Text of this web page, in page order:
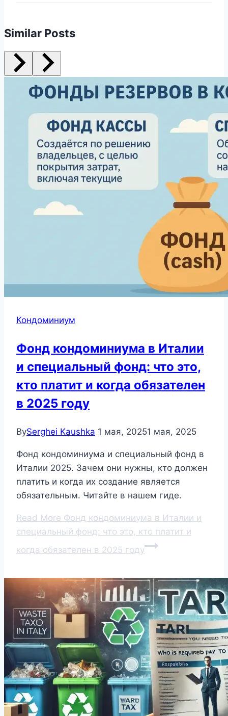
Similar Posts
Кондоминиум
Фонд кондоминиума в Италии
и специальный фонд: что это,
кто платит и когда обязателен
в 2025 году
BySerghei Kaushka 1 мая, 20251 мая, 2025
Фонд кондоминиума и специальный фонд в
Италии 2025. Зачем они нужны, кто должен
платить и когда их создание является
обязательным. Читайте в нашем гиде.
Read More Фонд кондоминиума в Италии и
специальный фонд: что это, кто платит и
когда обязателен в 2025 году